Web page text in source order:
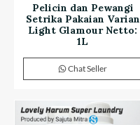
Pelicin dan Pewangi
Setrika Pakaian Varian
Light Glamour Netto:
1L
Chat Seller